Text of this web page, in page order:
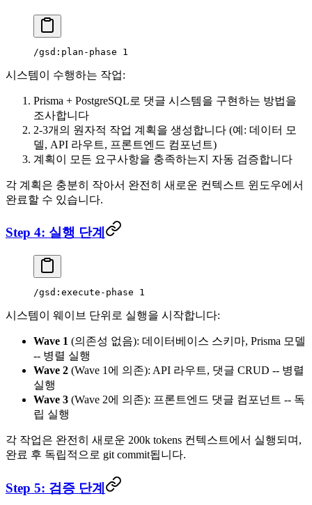
/gsd:plan-phase 1
시스템이 수행하는 작업:
Prisma + PostgreSQL로 댓글 시스템을 구현하는 방법을
조사합니다
2-3개의 원자적 작업 계획을 생성합니다 (예: 데이터 모
델, API 라우트, 프론트엔드 컴포넌트)
계획이 모든 요구사항을 충족하는지 자동 검증합니다
각 계획은 충분히 작아서 완전히 새로운 컨텍스트 윈도우에서
완료할 수 있습니다.
Step 4: 실행 단계
/gsd:execute-phase 1
시스템이 웨이브 단위로 실행을 시작합니다:
Wave 1 (의존성 없음): 데이터베이스 스키마, Prisma 모델
-- 병렬 실행
Wave 2 (Wave 1에 의존): API 라우트, 댓글 CRUD -- 병렬
실행
Wave 3 (Wave 2에 의존): 프론트엔드 댓글 컴포넌트 -- 독
립 실행
각 작업은 완전히 새로운 200k tokens 컨텍스트에서 실행되며,
완료 후 독립적으로 git commit됩니다.
Step 5: 검증 단계